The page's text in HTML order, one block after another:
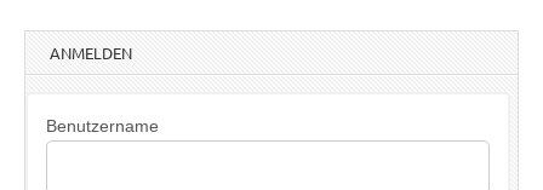
i
ANMELDEN
Benutzername